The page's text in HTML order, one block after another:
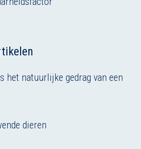
het natuurlijke gedrag van een
dieren